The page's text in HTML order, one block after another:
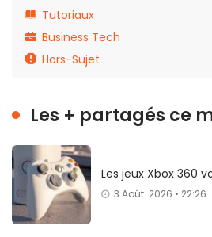
Tutoriaux
Business Tech
Hors-Sujet
Les + partagés ce
Les jeux Xbox 360
3 Août. 2026 • 22:26